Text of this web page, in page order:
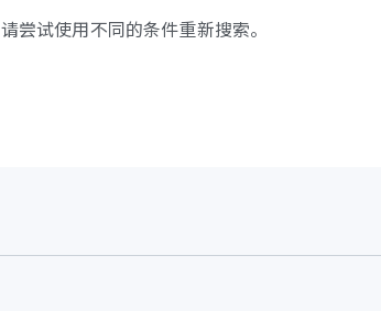
请尝试使用不同的条件重新搜索。